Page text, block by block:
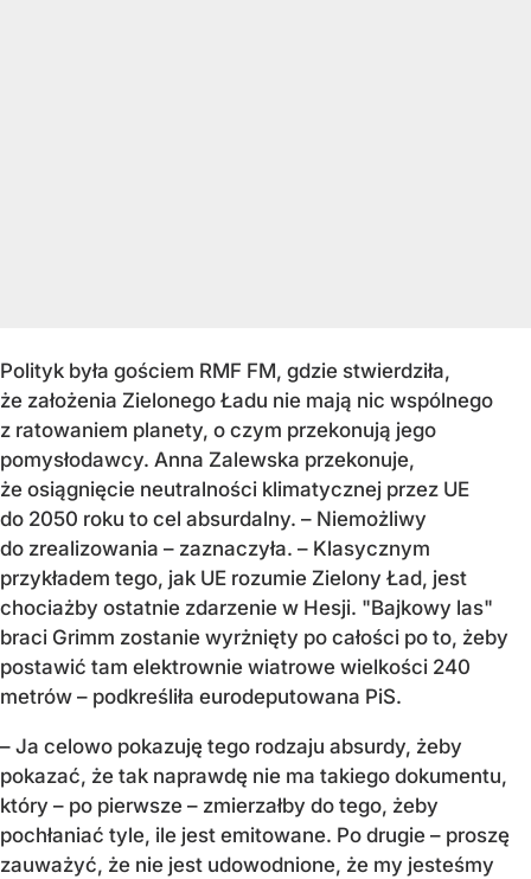
Polityk była gościem RMF FM, gdzie stwierdziła,
że założenia Zielonego Ładu nie mają nic wspólnego
z ratowaniem planety, o czym przekonują jego
pomysłodawcy. Anna Zalewska przekonuje,
że osiągnięcie neutralności klimatycznej przez UE
do 2050 roku to cel absurdalny. – Niemożliwy
do zrealizowania – zaznaczyła. – Klasycznym
przykładem tego, jak UE rozumie Zielony Ład, jest
chociażby ostatnie zdarzenie w Hesji. "Bajkowy las"
braci Grimm zostanie wyrżnięty po całości po to, żeby
postawić tam elektrownie wiatrowe wielkości 240
metrów – podkreśliła eurodeputowana PiS.
– Ja celowo pokazuję tego rodzaju absurdy, żeby
pokazać, że tak naprawdę nie ma takiego dokumentu,
który – po pierwsze – zmierzałby do tego, żeby
pochłaniać tyle, ile jest emitowane. Po drugie – proszę
zauważyć, że nie jest udowodnione, że my jesteśmy